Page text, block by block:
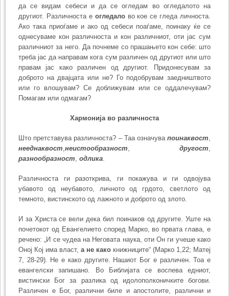
да се видам себеси и да се огледам во огледалото на
другиот. Различноста е огледалово кое се гледа личноста.
Ако така приоѓаме и ако од себеси поаѓаме, поинаку ќе се
однесуваме кон различноста и кон различниот, оти јас сум
различниот за него. Да почнеме со прашањето кон себе: што
треба јас да направам кога сум различен од другиот или што
правам јас како различен од другиот. Придонесувам за
доброто на двајцата или не? Го подобрувам заедништвото
или го влошувам? Се доближувам или се оддалечувам?
Помагам или одмагам?
Хармонија во различноста
Што претставува различноста? – Таа означува поинаквост
нееднаквост неистообразност другост
разнообразност одлика
Различноста ги разоткрива, ги покажува и ги одвојува
убавото од неубавото, личното од грдото, светлото од
темното, вистинското од лажното и доброто од злото.
И за Христа се вели дека бил поинаков од другите. Уште на
почетокот од Евангелието според Марко, во првата глава, е
речено: „И се чудеа на Неговата наука, оти Он ги учеше како
Оној Кој има власт, а не како книжниците“ (Марко 1,22; Матеј
7, 28-29). Не е како другите. Нашиот Бог е различен. Тоа е
евангелски запишано. Во Библијата се воспева едниот,
вистински Бог за разлика од идолополконичките богови.
Различен е Бог, различни биле и апостолите, различни и